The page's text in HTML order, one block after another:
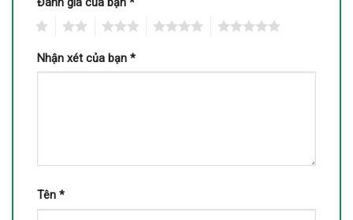
Đánh giá của bạn *
Nhận xét của bạn *
Tên *